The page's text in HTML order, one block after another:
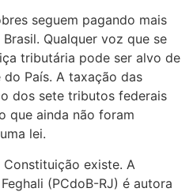
seguem pagando mais
Qualquer voz que se
tributária pode ser alvo de
País. A taxação das
dos sete tributos federais
que ainda não foram
lei.
existe. A
(PCdoB-RJ) é autora